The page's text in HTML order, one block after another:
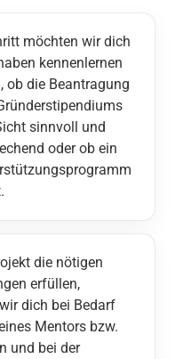
möchten wir dich
kennenlernen
ob die Beantragung
sinnvoll und
oder ob ein
die nötigen
erfüllen,
dich bei Bedarf
Mentors bzw.
und bei der